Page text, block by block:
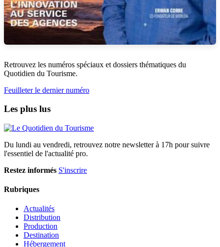
Retrouvez les numéros spéciaux et dossiers thématiques du
Quotidien du Tourisme.
Feuilleter le dernier numéro
Les plus lus
Du lundi au vendredi, retrouvez notre newsletter à 17h pour suivre
l'essentiel de l'actualité pro.
Restez informés S'inscrire
Rubriques
Actualités
Distribution
Production
Destination
Hébergement